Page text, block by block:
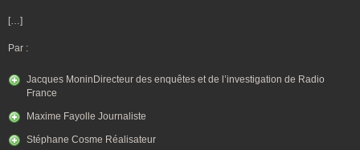
[…]
Par :
Jacques MoninDirecteur des enquêtes et de l’investigation de Radio
France
Maxime Fayolle Journaliste
Stéphane Cosme Réalisateur